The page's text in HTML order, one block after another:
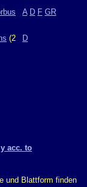
A D F GR
(2
D
acc. to
und Blattform finden